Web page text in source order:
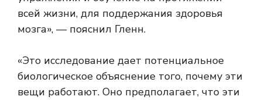
всей жизни, для поддержания здоровья
мозга», — пояснил Гленн.
«Это исследование дает потенциальное
биологическое объяснение того, почему эти
вещи работают. Оно предполагает, что эти